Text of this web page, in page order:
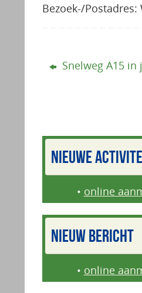
Bezoek-/Postadres:
Snelweg A15
NIEUWE
• online
NIEUW BERICHT
• online